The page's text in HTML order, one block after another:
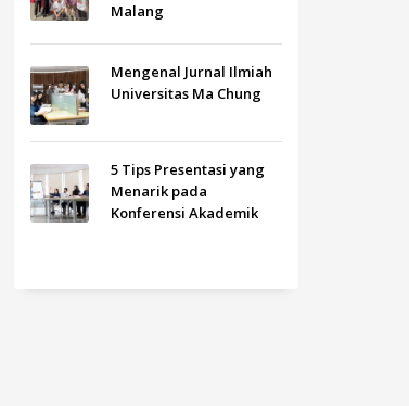
Malang
Mengenal Jurnal Ilmiah
Universitas Ma Chung
5 Tips Presentasi yang
Menarik pada
Konferensi Akademik